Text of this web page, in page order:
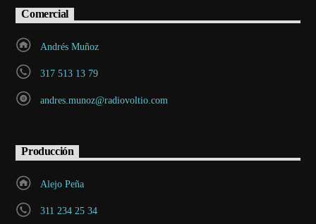
Comercial
Andrés Muñoz
317 513 13 79
andres.munoz@radiovoltio.com
Producción
Alejo Peña
311 234 25 34